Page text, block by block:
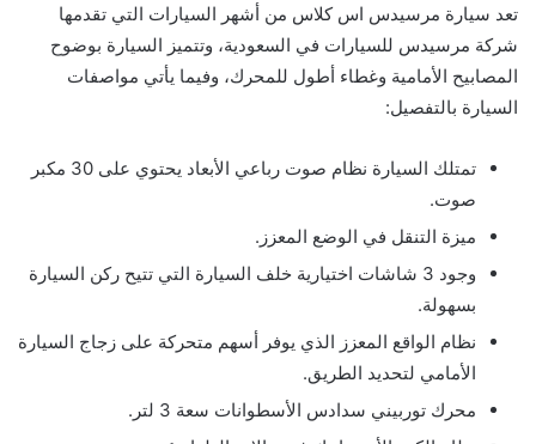
تعد سيارة مرسيدس اس كلاس من أشهر السيارات التي تقدمها
شركة مرسيدس للسيارات في السعودية، وتتميز السيارة بوضوح
المصابيح الأمامية وغطاء أطول للمحرك، وفيما يأتي مواصفات
السيارة بالتفصيل:
تمتلك السيارة نظام صوت رباعي الأبعاد يحتوي على 30 مكبر
صوت.
ميزة التنقل في الوضع المعزز.
وجود 3 شاشات اختيارية خلف السيارة التي تتيح ركن السيارة
بسهولة.
نظام الواقع المعزز الذي يوفر أسهم متحركة على زجاج السيارة
الأمامي لتحديد الطريق.
محرك توربيني سدادس الأسطوانات سعة 3 لتر.